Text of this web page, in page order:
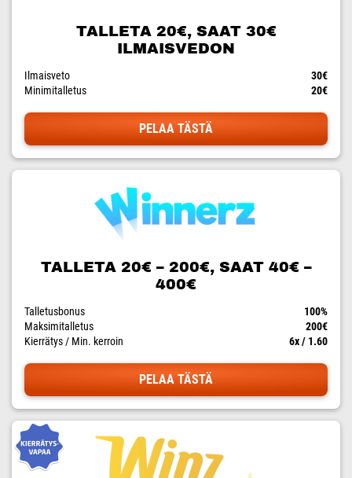
TALLETA 20€, SAAT 30€
ILMAISVEDON
Ilmaisveto
30€
Minimitalletus
20€
PELAA TÄSTÄ
TALLETA 20€ – 200€, SAAT 40€ –
400€
Talletusbonus
100%
Maksimitalletus
200€
Kierrätys / Min. kerroin
6x / 1.60
PELAA TÄSTÄ